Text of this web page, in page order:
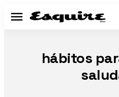
Menú
hábitos